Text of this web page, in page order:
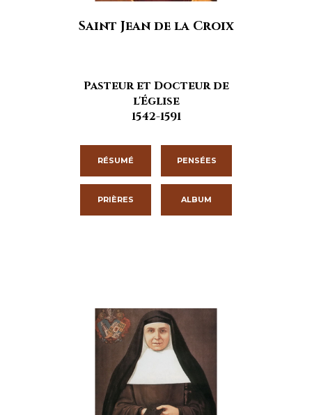
Saint Jean de la Croix
Pasteur et Docteur de
l'Église
1542-1591
RÉSUMÉ PENSÉES
PRIÈRES ALBUM